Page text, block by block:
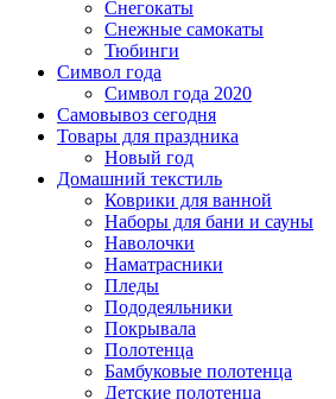
Снегокаты
Снежные самокаты
Тюбинги
Символ года
Символ года 2020
Самовывоз сегодня
Товары для праздника
Новый год
Домашний текстиль
Коврики для ванной
Наборы для бани и сауны
Наволочки
Наматрасники
Пледы
Пододеяльники
Покрывала
Полотенца
Бамбуковые полотенца
Детские полотенца